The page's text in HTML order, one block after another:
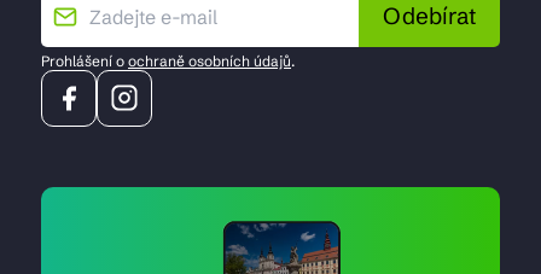
Odebírat
Prohlášení o ochraně osobních údajů.